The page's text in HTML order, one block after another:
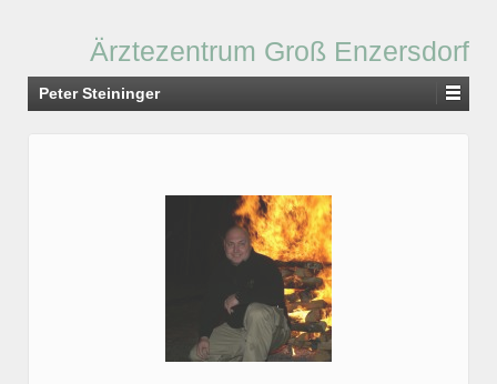
Ärztezentrum Groß Enzersdorf
Peter Steininger